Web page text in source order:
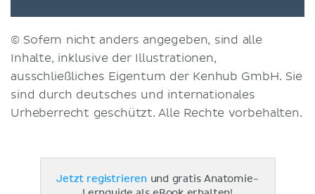
© Sofern nicht anders angegeben, sind alle
Inhalte, inklusive der Illustrationen,
ausschließliches Eigentum der Kenhub GmbH. Sie
sind durch deutsches und internationales
Urheberrecht geschützt. Alle Rechte vorbehalten.
Jetzt registrieren und gratis Anatomie-